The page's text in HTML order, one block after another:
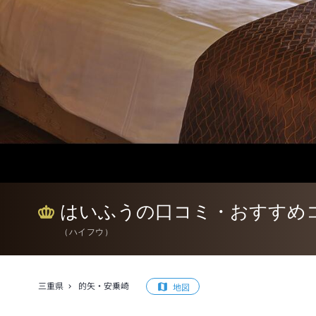
はいふうの口コミ・おすすめ
（ ハイフウ ）
三重県 的矢・安乗崎 地図